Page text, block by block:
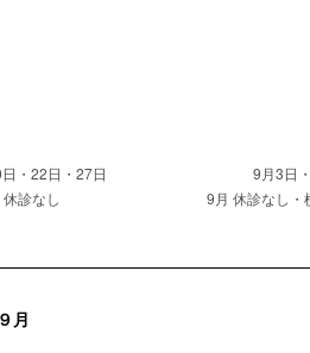
20日・22日・27日 9月3日・5日・
月 休診なし 9月 休診なし・横
月